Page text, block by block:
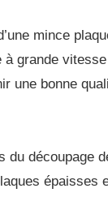
mince
grande
une bonne
découpage